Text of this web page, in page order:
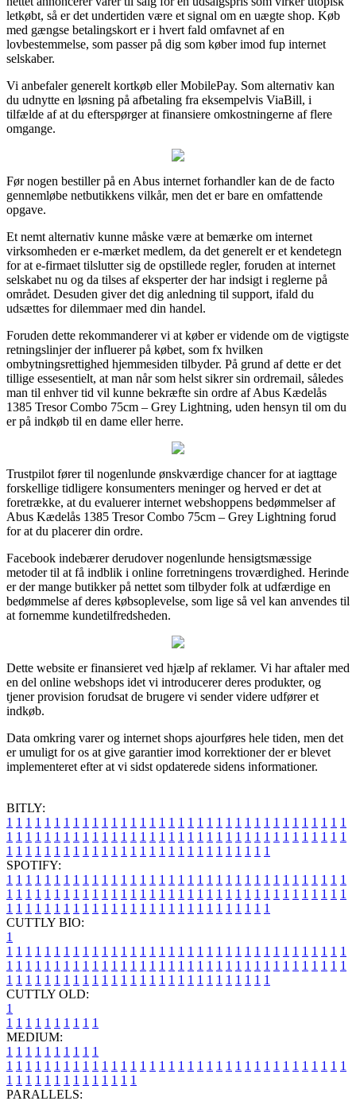
letkøbt, så er det undertiden være et signal om en uægte shop. Køb
med gængse betalingskort er i hvert fald omfavnet af en
lovbestemmelse, som passer på dig som køber imod fup internet
selskaber.
Vi anbefaler generelt kortkøb eller MobilePay. Som alternativ kan
du udnytte en løsning på afbetaling fra eksempelvis ViaBill, i
tilfælde af at du efterspørger at finansiere omkostningerne af flere
omgange.
Før nogen bestiller på en Abus internet forhandler kan de de facto
gennemløbe netbutikkens vilkår, men det er bare en omfattende
opgave.
Et nemt alternativ kunne måske være at bemærke om internet
virksomheden er e-mærket medlem, da det generelt er et kendetegn
for at e-firmaet tilslutter sig de opstillede regler, foruden at internet
selskabet nu og da tilses af eksperter der har indsigt i reglerne på
området. Desuden giver det dig anledning til support, ifald du
udsættes for dilemmaer med din handel.
Foruden dette rekommanderer vi at køber er vidende om de vigtigste
retningslinjer der influerer på købet, som fx hvilken
ombytningsrettighed hjemmesiden tilbyder. På grund af dette er det
tillige essesentielt, at man når som helst sikrer sin ordremail, således
man til enhver tid vil kunne bekræfte sin ordre af Abus Kædelås
1385 Tresor Combo 75cm – Grey Lightning, uden hensyn til om du
er på indkøb til en dame eller herre.
Trustpilot fører til nogenlunde ønskværdige chancer for at iagttage
forskellige tidligere konsumenters meninger og herved er det at
foretrække, at du evaluerer internet webshoppens bedømmelser af
Abus Kædelås 1385 Tresor Combo 75cm – Grey Lightning forud
for at du placerer din ordre.
Facebook indebærer derudover nogenlunde hensigtsmæssige
metoder til at få indblik i online forretningens troværdighed. Herinde
er der mange butikker på nettet som tilbyder folk at udfærdige en
bedømmelse af deres købsoplevelse, som lige så vel kan anvendes til
at fornemme kundetilfredsheden.
Dette website er finansieret ved hjælp af reklamer. Vi har aftaler med
en del online webshops idet vi introducerer deres produkter, og
tjener provision forudsat de brugere vi sender videre udfører et
indkøb.
Data omkring varer og internet shops ajourføres hele tiden, men det
er umuligt for os at give garantier imod korrektioner der er blevet
implementeret efter at vi sidst opdaterede sidens informationer.
BITLY:
1 1 1 1 1 1 1 1 1 1 1 1 1 1 1 1 1 1 1 1 1 1 1 1 1 1 1 1 1 1 1 1 1 1 1 1
1 1 1 1 1 1 1 1 1 1 1 1 1 1 1 1 1 1 1 1 1 1 1 1 1 1 1 1 1 1 1 1 1 1 1 1
1 1 1 1 1 1 1 1 1 1 1 1 1 1 1 1 1 1 1 1 1 1 1 1 1 1 1 1
SPOTIFY:
1 1 1 1 1 1 1 1 1 1 1 1 1 1 1 1 1 1 1 1 1 1 1 1 1 1 1 1 1 1 1 1 1 1 1 1
1 1 1 1 1 1 1 1 1 1 1 1 1 1 1 1 1 1 1 1 1 1 1 1 1 1 1 1 1 1 1 1 1 1 1 1
1 1 1 1 1 1 1 1 1 1 1 1 1 1 1 1 1 1 1 1 1 1 1 1 1 1 1 1
CUTTLY BIO:
1
1 1 1 1 1 1 1 1 1 1 1 1 1 1 1 1 1 1 1 1 1 1 1 1 1 1 1 1 1 1 1 1 1 1 1 1
1 1 1 1 1 1 1 1 1 1 1 1 1 1 1 1 1 1 1 1 1 1 1 1 1 1 1 1 1 1 1 1 1 1 1 1
1 1 1 1 1 1 1 1 1 1 1 1 1 1 1 1 1 1 1 1 1 1 1 1 1 1 1 1
CUTTLY OLD:
1
1 1 1 1 1 1 1 1 1 1
MEDIUM:
1 1 1 1 1 1 1 1 1 1
1 1 1 1 1 1 1 1 1 1 1 1 1 1 1 1 1 1 1 1 1 1 1 1 1 1 1 1 1 1 1 1 1 1 1 1
1 1 1 1 1 1 1 1 1 1 1 1 1 1
PARALLELS: